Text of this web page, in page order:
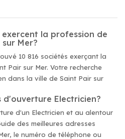
la profession de
Mer?
10 816 sociétés exerçant la
Pair sur Mer. Votre recherche
dans la ville de Saint Pair sur
d'ouverture Electricien?
d'un Electricien et au alentour
des meilleures adresses
le numéro de téléphone ou